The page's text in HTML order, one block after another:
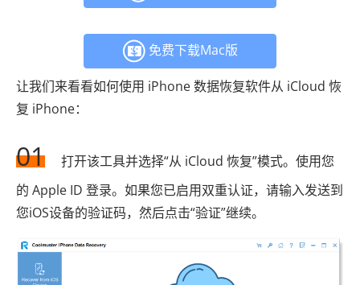
免费下载Mac版
让我们来看看如何使用 iPhone 数据恢复软件从 iCloud 恢
复 iPhone：
01
打开该工具并选择“从 iCloud 恢复”模式。使用您
的 Apple ID 登录。如果您已启用双重认证，请输入发送到
您iOS设备的验证码，然后点击“验证”继续。